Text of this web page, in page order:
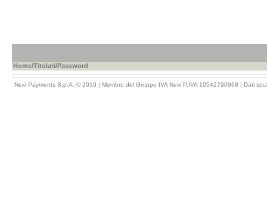
Home/Titolari/Password
Nexi Payments S.p.A. © 2019 | Membro del Gruppo IVA Nexi P.IVA 10542790968 | Dati